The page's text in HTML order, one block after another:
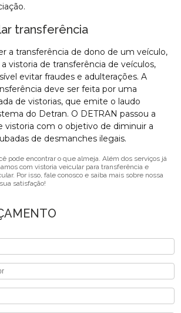
transferência
a transferência de dono de um veículo,
vistoria de transferência de veículos,
evitar fraudes e adulterações. A
deve ser feita por uma
de vistorias, que emite o laudo
do Detran. O DETRAN passou a
vistoria com o objetivo de diminuir a
de desmanches ilegais.
pode encontrar o que almeja. Além dos serviços já
com vistoria veicular para transferência e
Por isso, fale conosco e saiba mais sobre nossa
satisfação!